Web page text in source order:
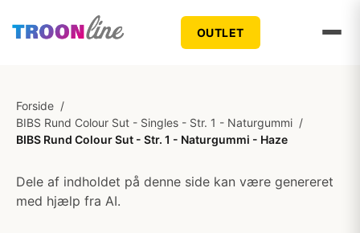
OUTLET
Forside /
BIBS Rund Colour Sut - Singles - Str. 1 - Naturgummi /
BIBS Rund Colour Sut - Str. 1 - Naturgummi - Haze
Dele af indholdet på denne side kan være genereret
med hjælp fra AI.